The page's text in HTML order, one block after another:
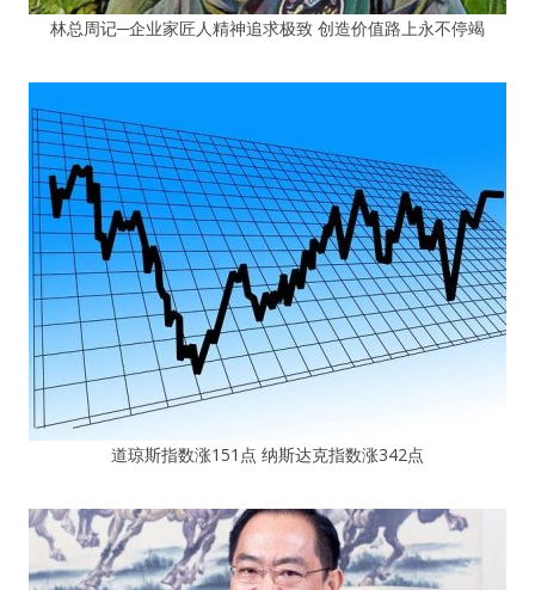
林总周记─企业家匠人精神追求极致 创造价值路上永不停竭
道琼斯指数涨151点 纳斯达克指数涨342点